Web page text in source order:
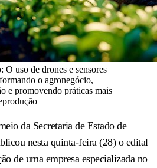
O uso de drones e sensores
o agronegócio,
e promovendo práticas mais
da Secretaria de Estado de
nesta quinta-feira (28) o edital
de uma empresa especializada no